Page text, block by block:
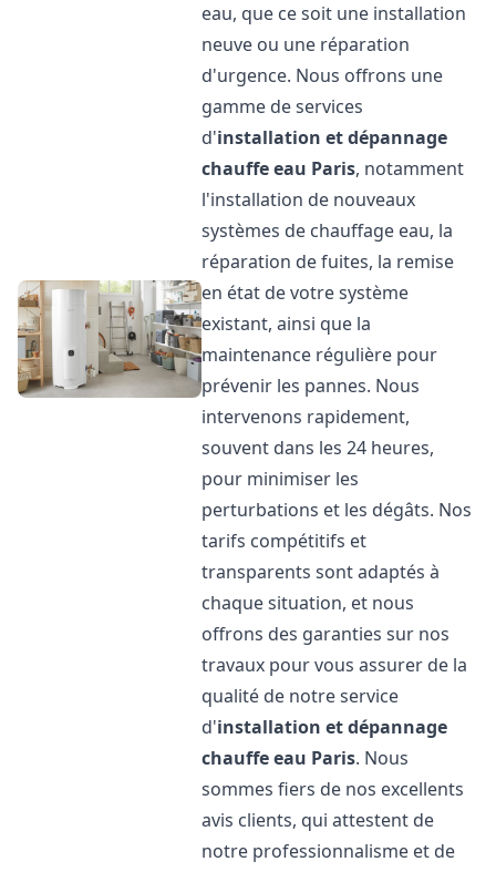
eau, que ce soit une installation
neuve ou une réparation
d'urgence. Nous offrons une
gamme de services
d'installation et dépannage
chauffe eau Paris, notamment
l'installation de nouveaux
systèmes de chauffage eau, la
réparation de fuites, la remise
en état de votre système
existant, ainsi que la
maintenance régulière pour
prévenir les pannes. Nous
intervenons rapidement,
souvent dans les 24 heures,
pour minimiser les
perturbations et les dégâts. Nos
tarifs compétitifs et
transparents sont adaptés à
chaque situation, et nous
offrons des garanties sur nos
travaux pour vous assurer de la
qualité de notre service
d'installation et dépannage
chauffe eau Paris. Nous
sommes fiers de nos excellents
avis clients, qui attestent de
notre professionnalisme et de